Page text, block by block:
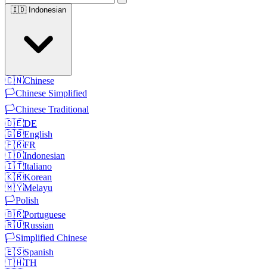
🇮🇩 Indonesian
🇨🇳Chinese
🏳️Chinese Simplified
🏳️Chinese Traditional
🇩🇪DE
🇬🇧English
🇫🇷FR
🇮🇩Indonesian
🇮🇹Italiano
🇰🇷Korean
🇲🇾Melayu
🏳️Polish
🇧🇷Portuguese
🇷🇺Russian
🏳️Simplified Chinese
🇪🇸Spanish
🇹🇭TH